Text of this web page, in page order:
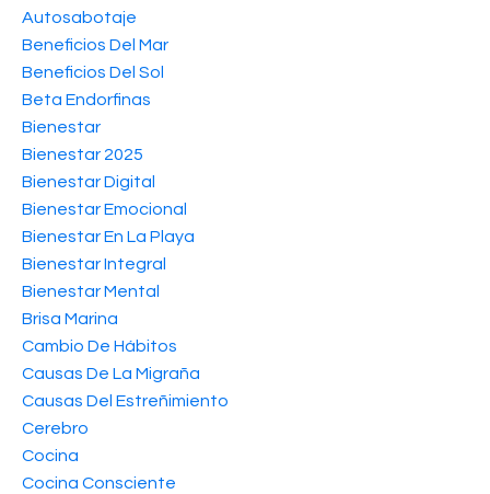
Autosabotaje
Beneficios Del Mar
Beneficios Del Sol
Beta Endorfinas
Bienestar
Bienestar 2025
Bienestar Digital
Bienestar Emocional
Bienestar En La Playa
Bienestar Integral
Bienestar Mental
Brisa Marina
Cambio De Hábitos
Causas De La Migraña
Causas Del Estreñimiento
Cerebro
Cocina
Cocina Consciente